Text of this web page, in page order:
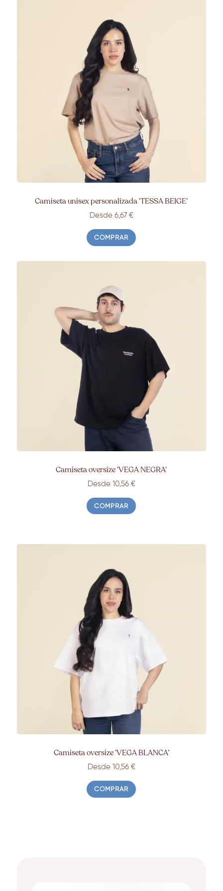
Camiseta unisex personalizada ‘TESSA BEIGE’
Desde 6,67 €
COMPRAR
Camiseta oversize ‘VEGA NEGRA’
Desde 10,56 €
COMPRAR
Camiseta oversize ‘VEGA BLANCA’
Desde 10,56 €
COMPRAR